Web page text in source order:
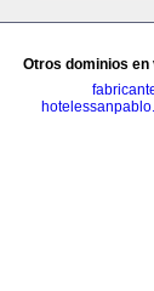
Otros dominios en